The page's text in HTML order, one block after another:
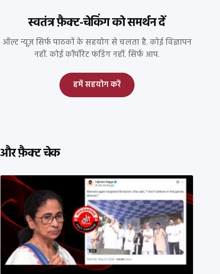
स्वतंत्र फ़ैक्ट-चेकिंग को समर्थन दें
ऑल्ट न्यूज़ सिर्फ पाठकों के सहयोग से चलता है. कोई विज्ञापन
नहीं. कोई कॉर्पोरेट फंडिंग नहीं. सिर्फ आप.
हमें सहयोग करें
और फ़ैक्ट चेक